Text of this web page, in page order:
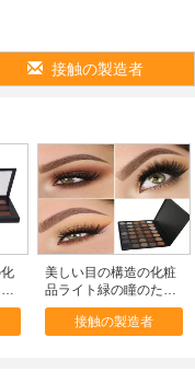
接触の製造者
美しい目の構造の化粧
品ライト緑の瞳のため
のきらめくアイシャド
接触の製造者